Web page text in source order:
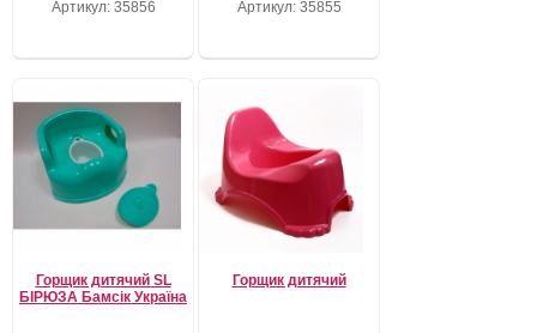
Артикул: 35856 Артикул: 35855
Горщик дитячий SL
БІРЮЗА Бамсік Україна
Горщик дитячий